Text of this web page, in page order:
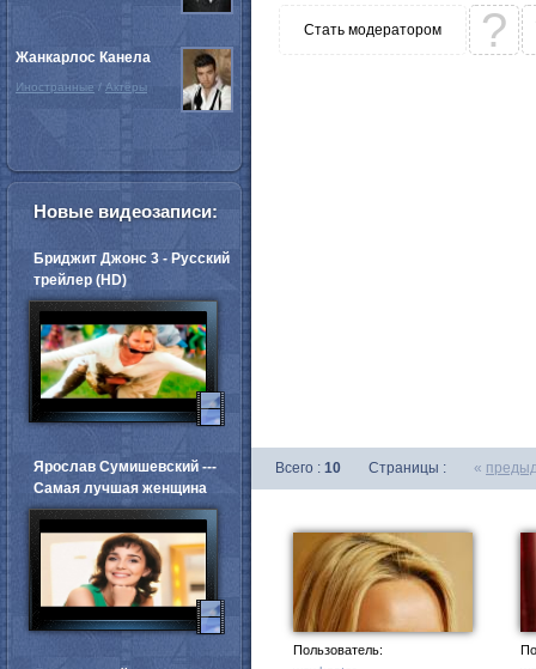
Стать модератором ?
Всего : 10 Страницы : «
Пользователь:
Жанкарлос Канела
Иностранные / Актёры
Новые видеозаписи:
Бриджит Джонс 3 - Русский
трейлер (HD)
Ярослав Сумишевский ---
Самая лучшая женщина